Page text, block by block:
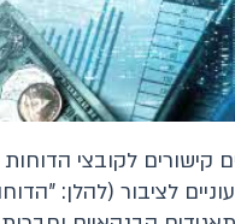
קישורים לקובצי הדוחות
לציבור (להלן: